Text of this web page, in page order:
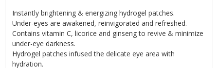
Instantly brightening & energizing hydrogel patches.
Under-eyes are awakened, reinvigorated and refreshed.
Contains vitamin C, licorice and ginseng to revive & minimize
under-eye darkness.
Hydrogel patches infused the delicate eye area with
hydration.